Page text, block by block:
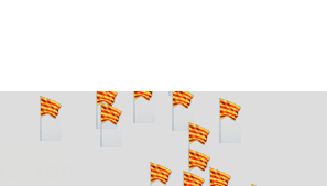
484 webs... un